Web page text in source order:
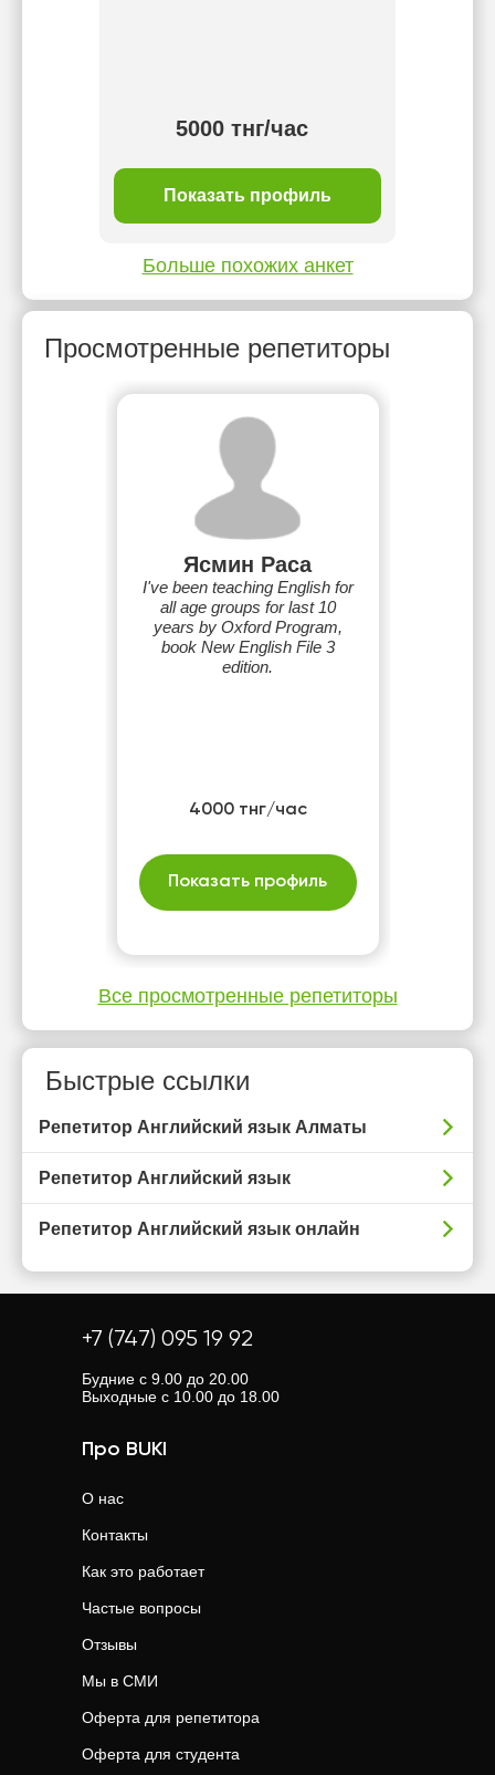
5000 тнг/час
Показать профиль
Больше похожих анкет
Просмотренные репетиторы
Ясмин Раса
I've been teaching English for
all age groups for last 10
years by Oxford Program,
book New English File 3
edition.
4000 тнг/час
Показать профиль
Все просмотренные репетиторы
Быстрые ссылки
Репетитор Английский язык Алматы
Репетитор Английский язык
Репетитор Английский язык онлайн
+7 (747) 095 19 92
Будние с 9.00 до 20.00
Выходные с 10.00 до 18.00
Про BUKI
О нас
Контакты
Как это работает
Частые вопросы
Отзывы
Мы в СМИ
Оферта для репетитора
Оферта для студента